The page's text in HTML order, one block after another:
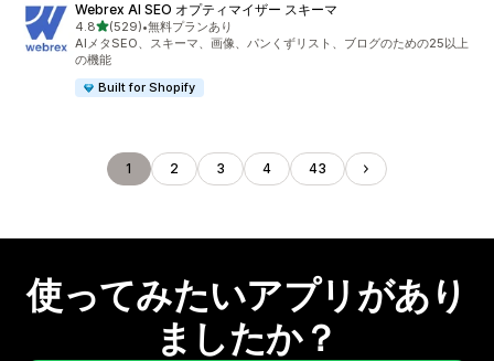
Webrex AI SEO オプティマイザー スキーマ
4.85つ星中
(529)
合計レビュー数：529件
•無料プランあり
AIメタSEO、スキーマ、画像、パンくずリスト、ブログのための25以上
の機能
Built for Shopify
1 2 3 4 43
使ってみたいアプリがあり
ましたか？